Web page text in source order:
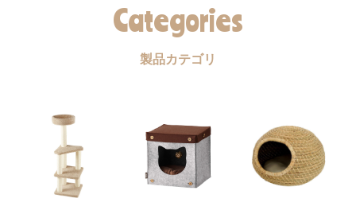
Categories
製品カテゴリ